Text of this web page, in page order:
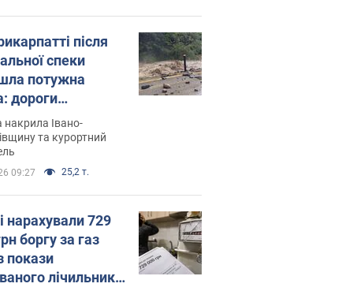
після
спеки
потужна
дороги
на
Відео
накрила Івано-
та курортний
09:27 25,2 т.
нарахували 729
боргу за газ
покази
лічильника: